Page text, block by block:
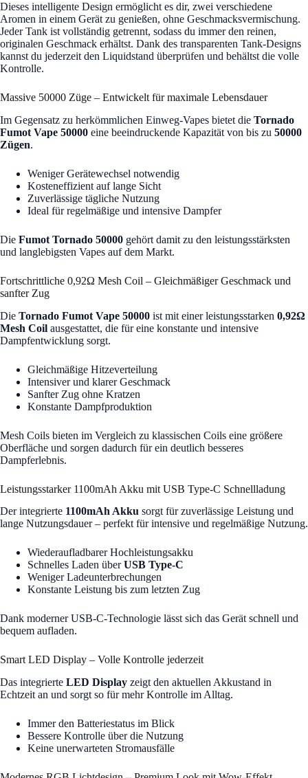
Dieses intelligente Design ermöglicht es dir, zwei verschiedene
Aromen in einem Gerät zu genießen, ohne Geschmacksvermischung.
Jeder Tank ist vollständig getrennt, sodass du immer den reinen,
originalen Geschmack erhältst. Dank des transparenten Tank-Designs
kannst du jederzeit den Liquidstand überprüfen und behältst die volle
Kontrolle.
Massive 50000 Züge – Entwickelt für maximale Lebensdauer
Im Gegensatz zu herkömmlichen Einweg-Vapes bietet die Tornado
Fumot Vape 50000 eine beeindruckende Kapazität von bis zu 50000
Zügen.
Weniger Gerätewechsel notwendig
Kosteneffizient auf lange Sicht
Zuverlässige tägliche Nutzung
Ideal für regelmäßige und intensive Dampfer
Die Fumot Tornado 50000 gehört damit zu den leistungsstärksten
und langlebigsten Vapes auf dem Markt.
Fortschrittliche 0,92Ω Mesh Coil – Gleichmäßiger Geschmack und
sanfter Zug
Die Tornado Fumot Vape 50000 ist mit einer leistungsstarken 0,92Ω
Mesh Coil ausgestattet, die für eine konstante und intensive
Dampfentwicklung sorgt.
Gleichmäßige Hitzeverteilung
Intensiver und klarer Geschmack
Sanfter Zug ohne Kratzen
Konstante Dampfproduktion
Mesh Coils bieten im Vergleich zu klassischen Coils eine größere
Oberfläche und sorgen dadurch für ein deutlich besseres
Dampferlebnis.
Leistungsstarker 1100mAh Akku mit USB Type-C Schnellladung
Der integrierte 1100mAh Akku sorgt für zuverlässige Leistung und
lange Nutzungsdauer – perfekt für intensive und regelmäßige Nutzung.
Wiederaufladbarer Hochleistungsakku
Schnelles Laden überUSB Type-C
Weniger Ladeunterbrechungen
Konstante Leistung bis zum letzten Zug
Dank moderner USB-C-Technologie lässt sich das Gerät schnell und
bequem aufladen.
Smart LED Display – Volle Kontrolle jederzeit
Das integrierte LED Display zeigt den aktuellen Akkustand in
Echtzeit an und sorgt so für mehr Kontrolle im Alltag.
Immer den Batteriestatus im Blick
Bessere Kontrolle über die Nutzung
Keine unerwarteten Stromausfälle